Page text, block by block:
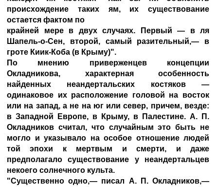
происхождение таких ям, их существование
остается фактом по
крайней мере в двух случаях. Первый — в ля
Шапель-о-Сен, второй, самый разительный,— в
гроте Киик-Коба (в Крыму)".
По мнению приверженцев концепции
Окладникова, характерная особенность
найденных неандертальских костяков —
одинаковое их расположение головой на восток
или на запад, а не на юг или север, причем, везде:
в Западной Европе, в Крыму, в Палестине. А. П.
Окладников считал, что случайным это быть не
могло и указывало на особое отношение людей
той эпохи к мертвым и смерти, и даже
предполагало существование у неандертальцев
некоего солнечного культа.
"Существенно одно,— писал А. П. Окладников,—